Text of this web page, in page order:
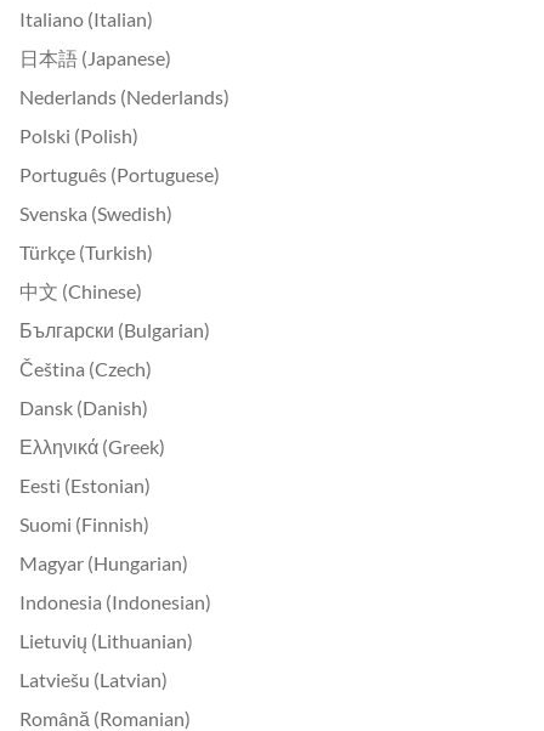
Italiano (Italian)
日本語 (Japanese)
Nederlands (Nederlands)
Polski (Polish)
Português (Portuguese)
Svenska (Swedish)
Türkçe (Turkish)
中文 (Chinese)
Български (Bulgarian)
Čeština (Czech)
Dansk (Danish)
Ελληνικά (Greek)
Eesti (Estonian)
Suomi (Finnish)
Magyar (Hungarian)
Indonesia (Indonesian)
Lietuvių (Lithuanian)
Latviešu (Latvian)
Română (Romanian)